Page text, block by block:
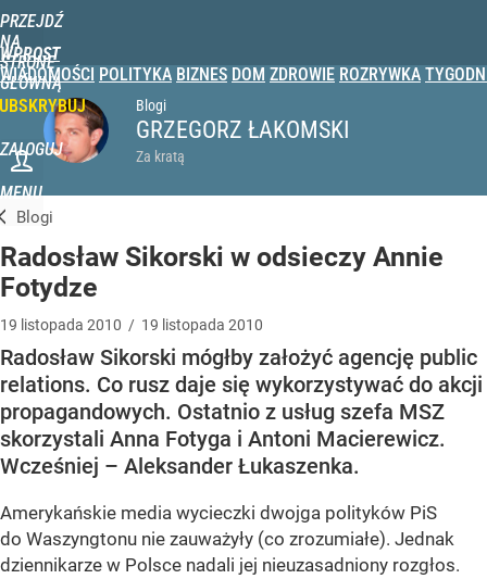
PRZEJDŹ
NA
STRONĘ
GŁÓWNĄ
WPROST
WIADOMOŚCI POLITYKA BIZNES DOM ZDROWIE ROZRYWKA
ZALOGUJ
MENU
Blogi
GRZEGORZ ŁAKOMSKI
Za kratą
Blogi
Radosław Sikorski w odsieczy Annie
Fotydze
19 listopada 2010 / 19 listopada 2010
Radosław Sikorski mógłby założyć agencję public
relations. Co rusz daje się wykorzystywać do akcji
propagandowych. Ostatnio z usług szefa MSZ
skorzystali Anna Fotyga i Antoni Macierewicz.
Wcześniej – Aleksander Łukaszenka.
Amerykańskie media wycieczki dwojga polityków PiS
do Waszyngtonu nie zauważyły (co zrozumiałe). Jednak
dziennikarze w Polsce nadali jej nieuzasadniony rozgłos.